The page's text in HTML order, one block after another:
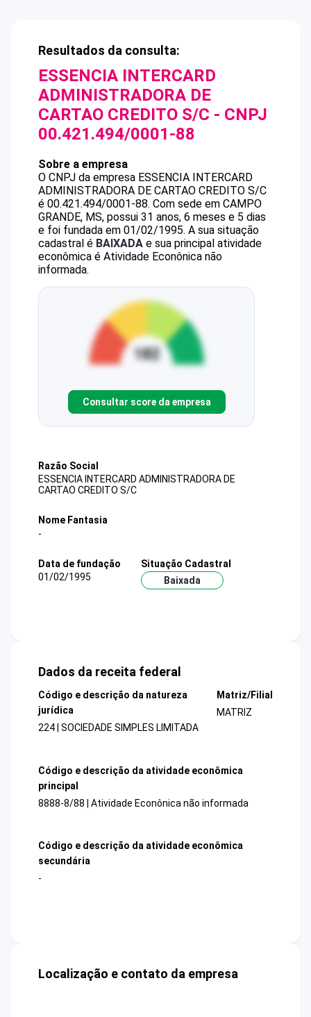
Resultados da consulta:
ESSENCIA INTERCARD
ADMINISTRADORA DE
CARTAO CREDITO S/C - CNPJ
00.421.494/0001-88
Sobre a empresa
O CNPJ da empresa ESSENCIA INTERCARD
ADMINISTRADORA DE CARTAO CREDITO S/C
é 00.421.494/0001-88. Com sede em CAMPO
GRANDE, MS, possui 31 anos, 6 meses e 5 dias
e foi fundada em 01/02/1995. A sua situação
cadastral é BAIXADA e sua principal atividade
econômica é Atividade Econônica não
informada.
Consultar score da empresa
Razão Social
ESSENCIA INTERCARD ADMINISTRADORA DE
CARTAO CREDITO S/C
Nome Fantasia
-
Data de fundação
01/02/1995
Situação Cadastral
Baixada
Dados da receita federal
Código e descrição da natureza
jurídica
224 | SOCIEDADE SIMPLES LIMITADA
Matriz/Filial
MATRIZ
Código e descrição da atividade econômica
principal
8888-8/88 | Atividade Econônica não informada
Código e descrição da atividade econômica
secundária
-
Localização e contato da empresa